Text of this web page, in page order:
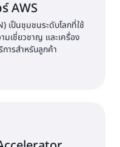
AWS
เป็นชุมชนระดับโลกที่ใช้
มเชี่ยวชาญ และเครื่อง
ารสำหรับลูกค้า